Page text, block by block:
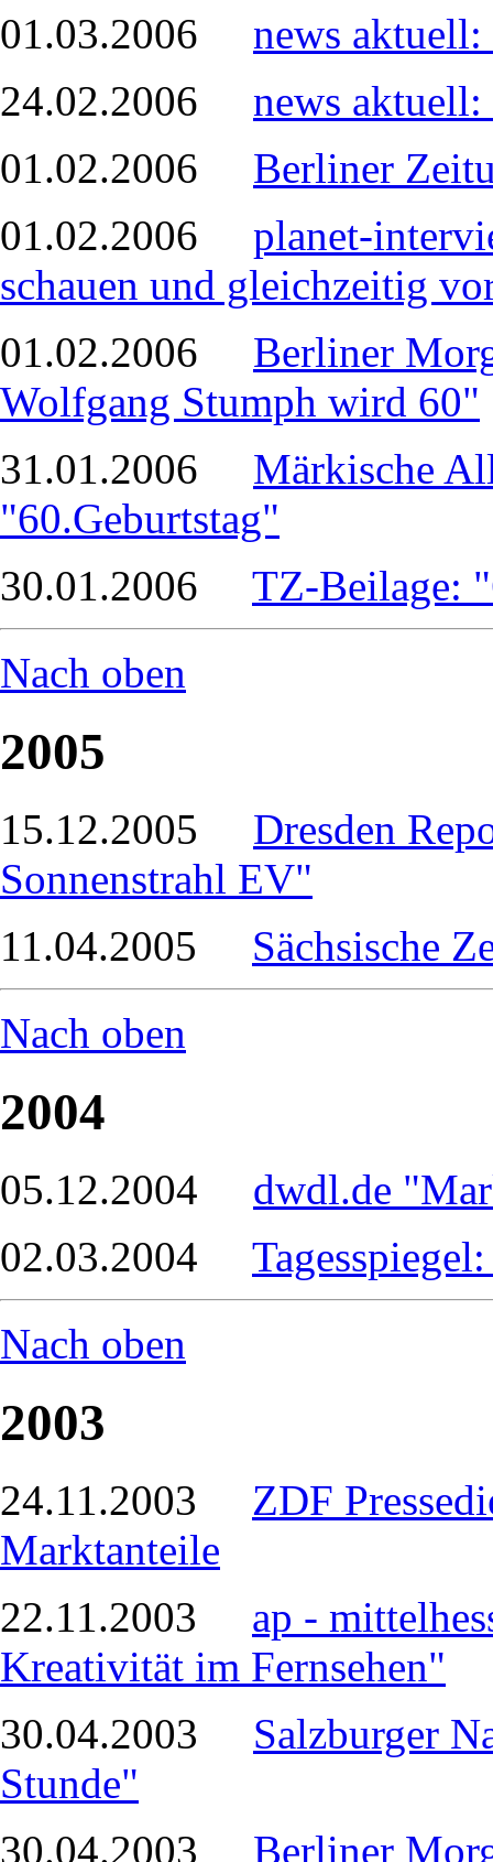
01.03.2006 news
24.02.2006 news
01.02.2006 Berliner
01.02.2006 planet-
schauen und gleichzeitig
01.02.2006 Berliner
Wolfgang Stumph wird 60"
31.01.2006 Märkische
"60.Geburtstag"
30.01.2006 TZ-Beilage:
Nach oben
2005
15.12.2005 Dresden
Sonnenstrahl EV"
11.04.2005 Sächsische
Nach oben
2004
05.12.2004 dwdl.de
02.03.2004
Nach oben
2003
24.11.2003 ZDF
Marktanteile
22.11.2003 ap -
Kreativität im Fernsehen"
30.04.2003 Salzburger
Stunde"
30.04.2003 Berliner